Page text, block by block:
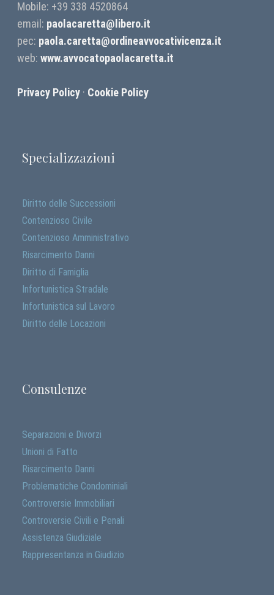
Mobile: +39 338 4520864
email: paolacaretta@libero.it
pec: paola.caretta@ordineavvocativicenza.it
web:www.avvocatopaolacaretta.it
Privacy Policy · Cookie Policy
Specializzazioni
Diritto delle Successioni
Contenzioso Civile
Contenzioso Amministrativo
Risarcimento Danni
Diritto di Famiglia
Infortunistica Stradale
Infortunistica sul Lavoro
Diritto delle Locazioni
Consulenze
Separazioni e Divorzi
Unioni di Fatto
Risarcimento Danni
Problematiche Condominiali
Controversie Immobiliari
Controversie Civili e Penali
Assistenza Giudiziale
Rappresentanza in Giudizio